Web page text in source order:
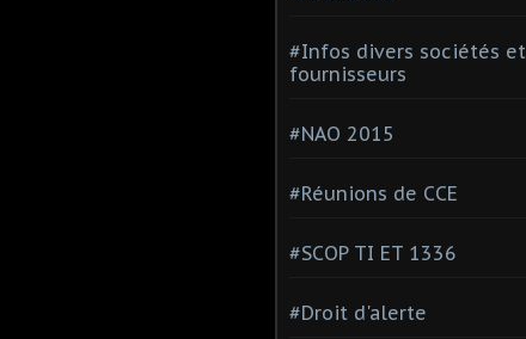
#Infos divers sociétés et
fournisseurs
#NAO 2015
#Réunions de CCE
#SCOP TI ET 1336
#Droit d'alerte